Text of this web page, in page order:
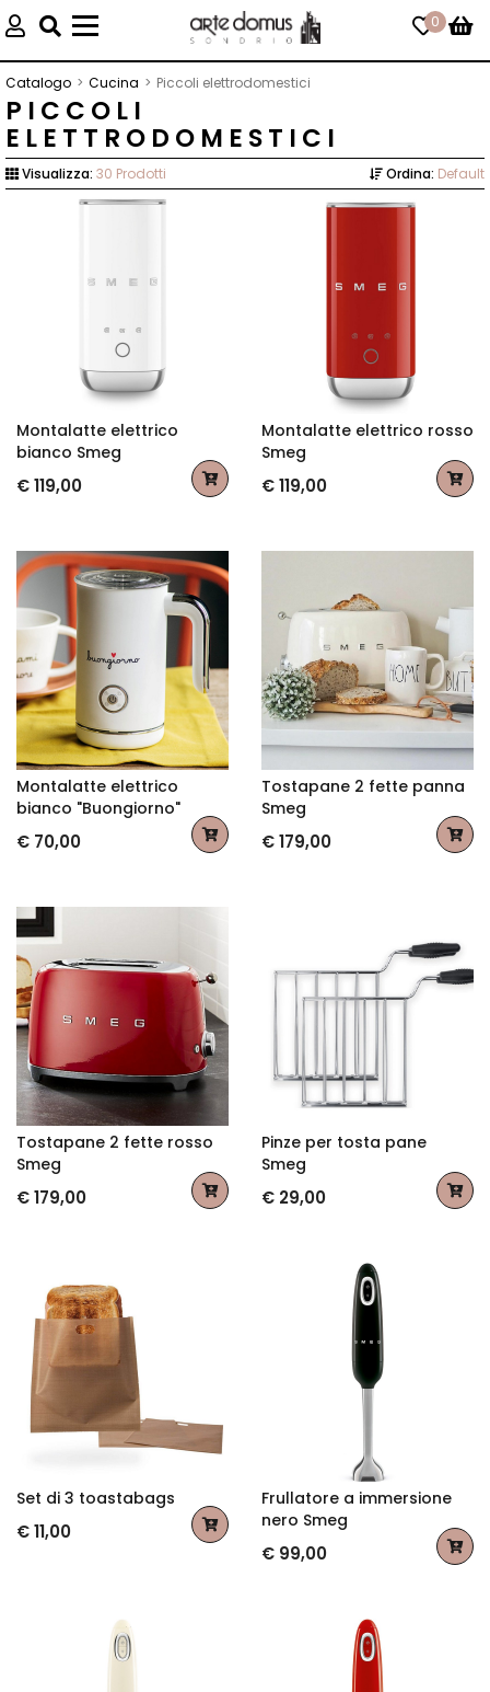
Toggle
navigation
0
Catalogo Cucina Piccoli elettrodomestici
PICCOLI
ELETTRODOMESTICI
Ordina: Default
Visualizza: 30 Prodotti
Montalatte elettrico
bianco Smeg
€ 119,00
Montalatte elettrico rosso
Smeg
€ 119,00
Montalatte elettrico
bianco "Buongiorno"
€ 70,00
Tostapane 2 fette panna
Smeg
€ 179,00
Tostapane 2 fette rosso
Smeg
€ 179,00
Pinze per tosta pane
Smeg
€ 29,00
Set di 3 toastabags
€ 11,00
Frullatore a immersione
nero Smeg
€ 99,00